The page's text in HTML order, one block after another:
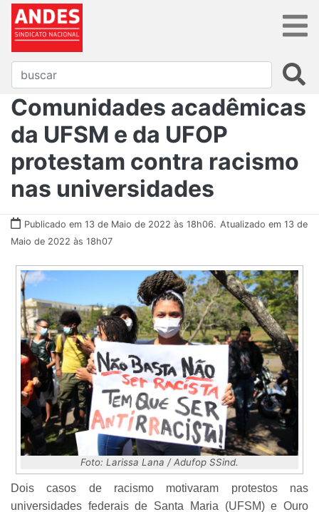
Comunidades acadêmicas
da UFSM e da UFOP
protestam contra racismo
nas universidades
Publicado em 13 de Maio de 2022 às 18h06. Atualizado em 13 de
Maio de 2022 às 18h07
Foto: Larissa Lana / Adufop SSind.
Dois casos de racismo motivaram protestos nas
universidades federais de Santa Maria (UFSM) e Ouro